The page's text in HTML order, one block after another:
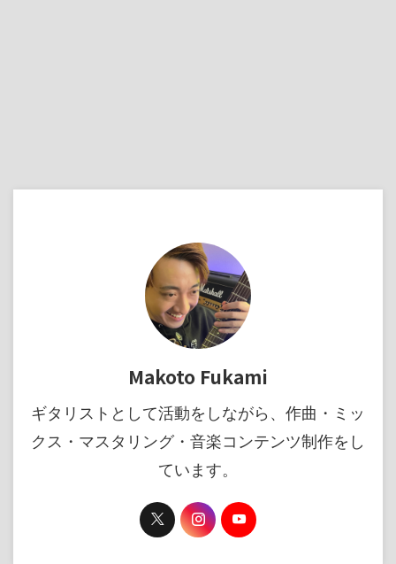
Makoto Fukami
ギタリストとして活動をしながら、作曲・ミッ
クス・マスタリング・音楽コンテンツ制作をし
ています。